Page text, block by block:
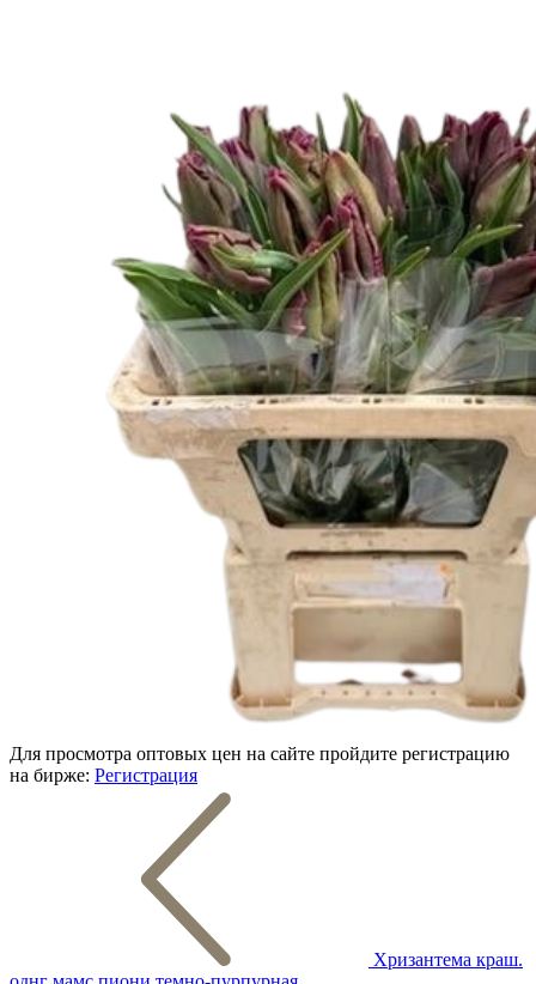
Для просмотра оптовых цен на сайте пройдите регистрацию
на бирже: Регистрация
Хризантема краш.